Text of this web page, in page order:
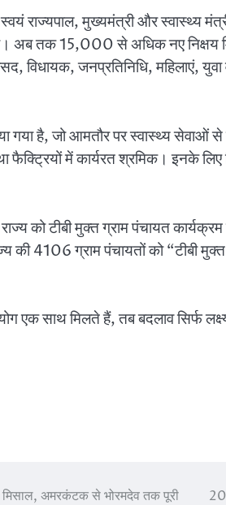
राज्यपाल, मुख्यमंत्री और स्वास्थ्य
अब तक 15,000 से अधिक नए निक्षय
विधायक, जनप्रतिनिधि, महिलाएं,
गया है, जो आमतौर पर स्वास्थ्य सेवाओं
फैक्ट्रियों में कार्यरत श्रमिक। इनके लिए
को टीबी मुक्त ग्राम पंचायत
की 4106 ग्राम पंचायतों को “टीबी
एक साथ मिलते हैं, तब बदलाव सिर्फ
मिसाल, अमरकंटक से भोरमदेव तक पूरी